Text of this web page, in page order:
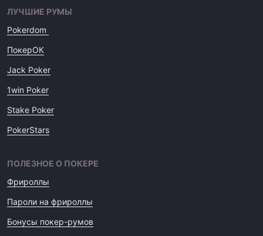
ЛУЧШИЕ РУМЫ
Pokerdom
ПокерОК
Jack Poker
1win Poker
Stake Poker
PokerStars
ПОЛЕЗНОЕ О ПОКЕРЕ
Фрироллы
Пароли на фрироллы
Бонусы покер-румов